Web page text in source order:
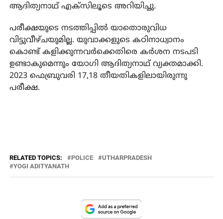
ആദിത്യനാഥ് എക്‌സിലൂടെ അറിയിച്ചു.
പരീക്ഷയുടെ നടത്തിപ്പില്‍ യാതൊരുവിധ
വിട്ടുവീഴ്ചയുമില്ല. യുവാക്കളുടെ കഠിനാധ്വാനം
കൊണ്ട് കളിക്കുന്നവര്‍ക്കെതിരെ കര്‍ശന നടപടി
ഉണ്ടാകുമെന്നും യോഗി ആദിത്യനാഥ് വ്യക്തമാക്കി.
2023 ഫെബ്രുവരി 17,18 തീയതികളിലായിരുന്നു
പരീക്ഷ.
RELATED TOPICS: POLICE
UTHARPRADESH
YOGI ADITYANATH